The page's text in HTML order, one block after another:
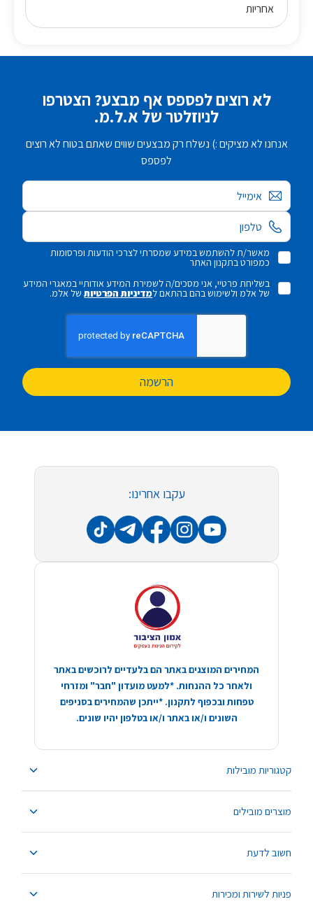
אחריות
לא רוצים לפספס אף מבצע? הצטרפו
לניוזלטר של א.ל.מ.
אנחנו לא מציקים :) נשלח רק מבצעים שווים שאתם בטוח לא רוצים
לפספס
אימייל
מאשר/ת להשתמש במידע שמסרתי לצרכי הודעות ופרסומות
כמפורט בתקנון האתר
בשליחת פרטיי, אני מסכים/ה לשמירת המידע אודותיי במאגרי המידע
של אלמ ולשימוש בהם בהתאם למדיניות הפרטיותשל אלמ.
הרשמה
קטגוריות מובילות
מוצרים מובילים
חשוב לדעת
פניות לשירות ומכירות
עקבו אחרינו:
המחירים המוצגים באתר הם בלעדיים לרוכשים באתר
ולאחר כל ההנחות. *למעט מועדון "חבר" ומזרחי
טפחות ובכפוף לתקנון. *ייתכן שהמחירים בסניפים
השונים ו/או באתר ו/או בטלפון יהיו שונים.